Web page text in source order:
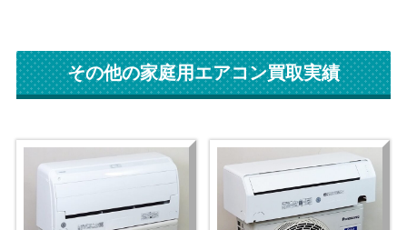
その他の家庭用エアコン買取実績